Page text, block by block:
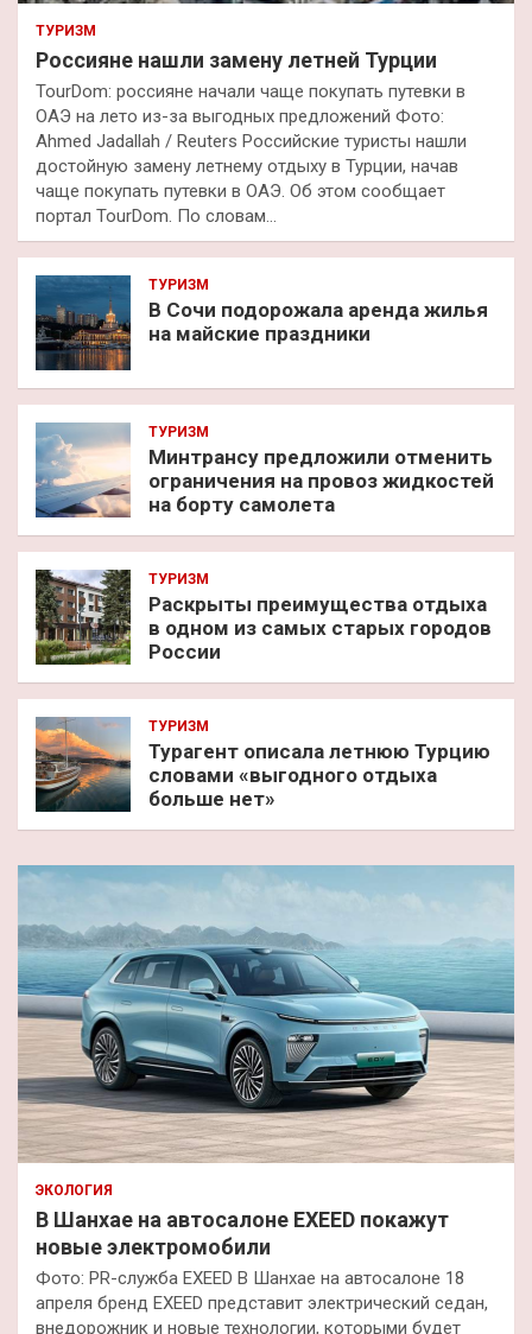
ТУРИЗМ
Россияне нашли замену летней Турции
TourDom: россияне начали чаще покупать путевки в
ОАЭ на лето из-за выгодных предложений Фото:
Ahmed Jadallah / Reuters Российские туристы нашли
достойную замену летнему отдыху в Турции, начав
чаще покупать путевки в ОАЭ. Об этом сообщает
портал TourDom. По словам…
ТУРИЗМ
В Сочи подорожала аренда жилья
на майские праздники
ТУРИЗМ
Минтрансу предложили отменить
ограничения на провоз жидкостей
на борту самолета
ТУРИЗМ
Раскрыты преимущества отдыха
в одном из самых старых городов
России
ТУРИЗМ
Турагент описала летнюю Турцию
словами «выгодного отдыха
больше нет»
ЭКОЛОГИЯ
В Шанхае на автосалоне EXEED покажут
новые электромобили
Фото: PR-служба EXEED В Шанхае на автосалоне 18
апреля бренд EXEED представит электрический седан,
внедорожник и новые технологии, которыми будет